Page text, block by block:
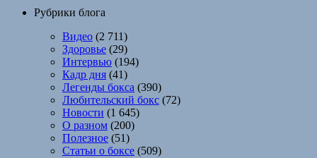
Рубрики блога
Видео (2 711)
Здоровье (29)
Интервью (194)
Кадр дня (41)
Легенды бокса (390)
Любительский бокс (72)
Новости (1 645)
О разном (200)
Полезное (51)
Статьи о боксе (509)